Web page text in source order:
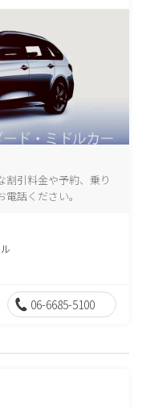
割引料金や予約、乗り
話ください。
06-6685-5100